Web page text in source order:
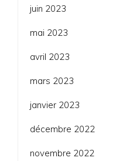
juin 2023
mai 2023
avril 2023
mars 2023
janvier 2023
décembre 2022
novembre 2022